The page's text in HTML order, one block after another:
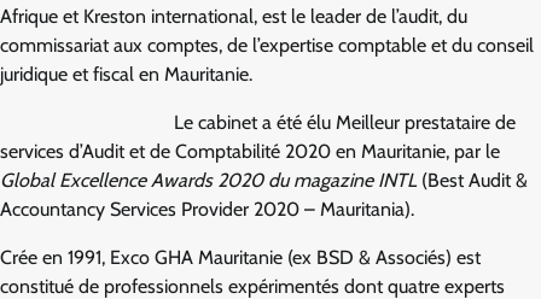
Afrique et Kreston international, est le leader de l’audit, du
commissariat aux comptes, de l’expertise comptable et du conseil
juridique et fiscal en Mauritanie.
Le cabinet a été élu Meilleur prestataire de
services d’Audit et de Comptabilité 2020 en Mauritanie, par le
Global Excellence Awards 2020 du magazine INTL (Best Audit &
Accountancy Services Provider 2020 – Mauritania).
Crée en 1991, Exco GHA Mauritanie (ex BSD & Associés) est
constitué de professionnels expérimentés dont quatre experts